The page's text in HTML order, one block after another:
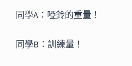
同學A：啞鈴的重量！
同學B：訓練量！